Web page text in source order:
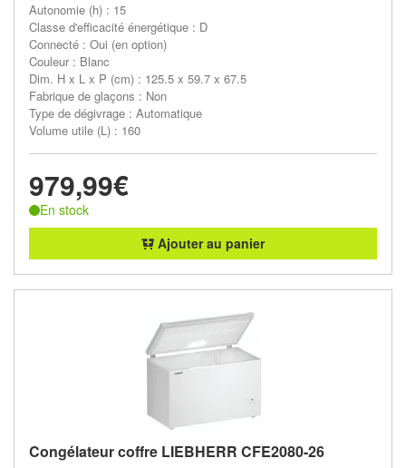
Autonomie (h) : 15
Classe d'efficacité énergétique : D
Connecté : Oui (en option)
Couleur : Blanc
Dim. H x L x P (cm) : 125.5 x 59.7 x 67.5
Fabrique de glaçons : Non
Type de dégivrage : Automatique
Volume utile (L) : 160
979,99€
En stock
Ajouter au panier
Congélateur coffre LIEBHERR CFE2080-26